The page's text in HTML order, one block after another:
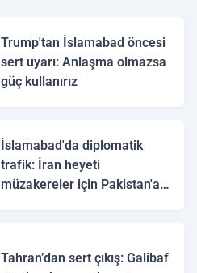
Trump'tan İslamabad öncesi
sert uyarı: Anlaşma olmazsa
güç kullanırız
İslamabad'da diplomatik
trafik: İran heyeti
müzakereler için Pakistan'a
Tahran’dan sert çıkış: Galibaf